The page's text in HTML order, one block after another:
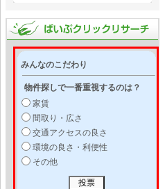
みんなのこだわり
物件探しで一番重視するのは？
家賃
間取り・広さ
交通アクセスの良さ
環境の良さ・利便性
その他